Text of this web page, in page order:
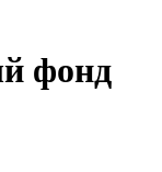
фонд